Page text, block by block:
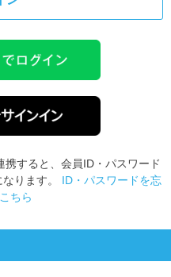
すると、会員ID・パスワード
ります。 ID・パスワードを忘
ちら